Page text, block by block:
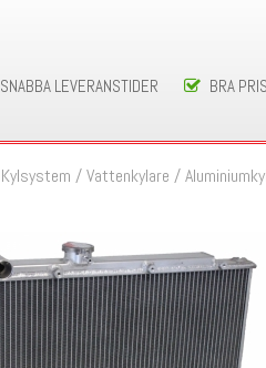
SNABBA LEVERANSTIDER BRA
Kylsystem /Vattenkylare /